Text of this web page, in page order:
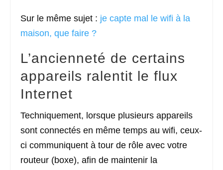
Sur le même sujet : je capte mal le wifi à la
maison, que faire ?
L’ancienneté de certains
appareils ralentit le flux
Internet
Techniquement, lorsque plusieurs appareils
sont connectés en même temps au wifi, ceux-
ci communiquent à tour de rôle avec votre
routeur (boxe), afin de maintenir la